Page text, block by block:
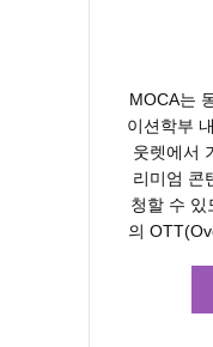
MOCA는
이션학부
웃렛에서
리미엄 콘
청할 수 있
의